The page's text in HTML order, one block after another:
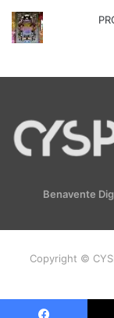
Benavente
Copyright ©